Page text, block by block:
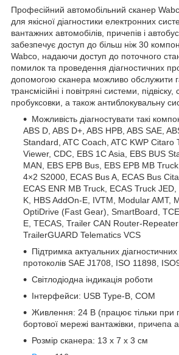
Професійний автомобільний сканер
для якісної діагностики електронних
вантажних автомобілів, причепів і
забезпечує доступ до більш ніж 30
Wabco, надаючи доступ до поточного
помилок та проведення діагностичних
допомогою сканера можливо обслужити
трансмісійні і повітряні системи, підвіску,
пробуксовки, а також антиблокувальну
Можливість діагностувати такі
ABS D, ABS D+, ABS HPB, ABS SAE,
Standard, ATC Coach, ATC KWP Citaro
Viewer, CDC, EBS 1C Asia, EBS BUS
MAN, EBS EPB Bus, EBS EPB MB
4×2 S2000, ECAS Bus A, ECAS Bus
ECAS ENR MB Truck, ECAS Truck
K, HBS AddOn-E, IVTM, Modular AMT,
OptiDrive (Fast Gear), SmartBoard,
E, TECAS, Trailer CAN Router-Repeater
TrailerGUARD Telematics VCS
Підтримка актуальних
протоколів SAE J1708, ISO 11898,
Світлодіодна індикація роботи
Інтерфейси: USB Type-B, COM
Живлення: 24 В (працює тільки при
бортової мережі вантажівки, причепа
Розмір сканера: 13 x 7 x 3 см